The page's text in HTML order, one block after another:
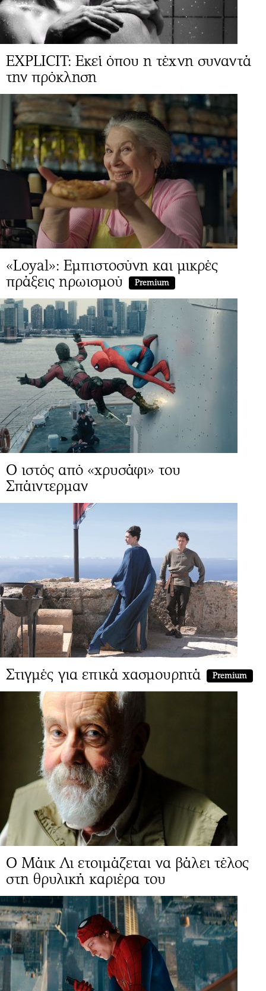
EXPLICIT: Εκεί όπου η τέχνη συναντά
την πρόκληση
«Loyal»: Εμπιστοσύνη και μικρές
πράξεις ηρωισμού
Premium
Ο ιστός από «χρυσάφι» του
Σπάιντερμαν
Στιγμές για επικά χασμουρητά Premium
Ο Μάικ Λι ετοιμάζεται να βάλει τέλος
στη θρυλική καριέρα του